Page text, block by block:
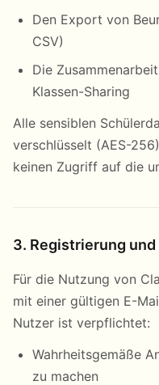
Den Export von
CSV)
Die
Klassen-Sharing
Alle sensiblen
verschlüsselt (AES-
keinen Zugriff auf die
3. Registrierung
Für die Nutzung von
mit einer gültigen E-
Nutzer ist verpflichtet:
Wahrheitsgemäße
zu machen